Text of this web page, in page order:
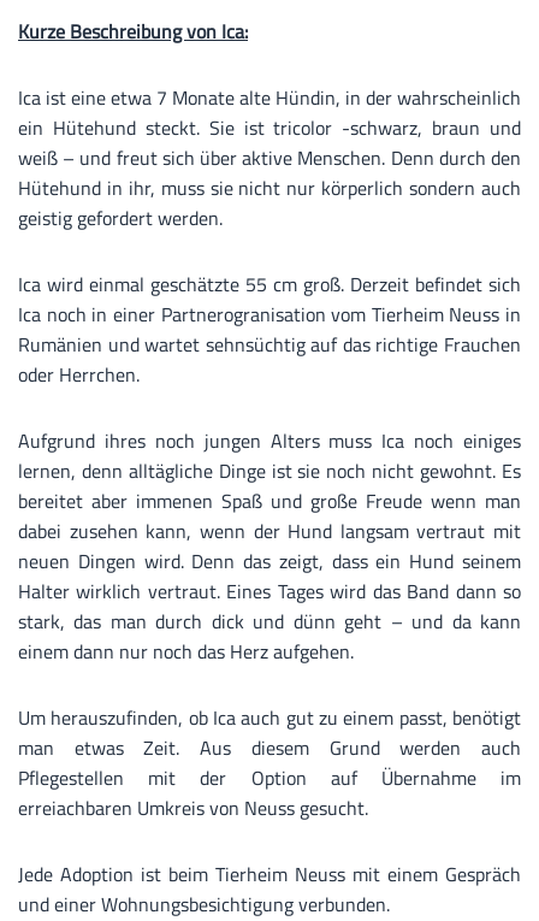
Kurze Beschreibung von Ica:
Ica ist eine etwa 7 Monate alte Hündin, in der wahrscheinlich
ein Hütehund steckt. Sie ist tricolor -schwarz, braun und
weiß – und freut sich über aktive Menschen. Denn durch den
Hütehund in ihr, muss sie nicht nur körperlich sondern auch
geistig gefordert werden.
Ica wird einmal geschätzte 55 cm groß. Derzeit befindet sich
Ica noch in einer Partnerogranisation vom Tierheim Neuss in
Rumänien und wartet sehnsüchtig auf das richtige Frauchen
oder Herrchen.
Aufgrund ihres noch jungen Alters muss Ica noch einiges
lernen, denn alltägliche Dinge ist sie noch nicht gewohnt. Es
bereitet aber immenen Spaß und große Freude wenn man
dabei zusehen kann, wenn der Hund langsam vertraut mit
neuen Dingen wird. Denn das zeigt, dass ein Hund seinem
Halter wirklich vertraut. Eines Tages wird das Band dann so
stark, das man durch dick und dünn geht – und da kann
einem dann nur noch das Herz aufgehen.
Um herauszufinden, ob Ica auch gut zu einem passt, benötigt
man etwas Zeit. Aus diesem Grund werden auch
Pflegestellen mit der Option auf Übernahme im
erreiachbaren Umkreis von Neuss gesucht.
Jede Adoption ist beim Tierheim Neuss mit einem Gespräch
und einer Wohnungsbesichtigung verbunden.